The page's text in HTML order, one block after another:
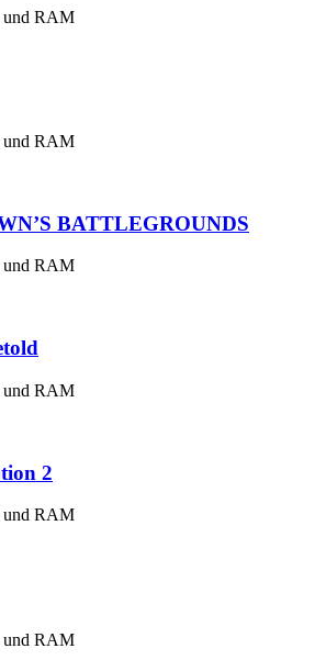
und RAM
und RAM
BATTLEGROUNDS
und RAM
und RAM
2
und RAM
und RAM